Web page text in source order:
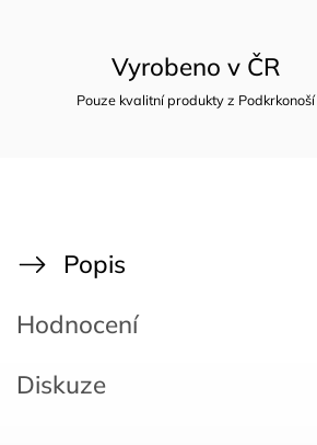
Vyrobeno v ČR
Pouze kvalitní produkty z Podkrkonoší
Popis
Hodnocení
Diskuze